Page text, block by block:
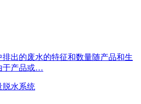
排出的废水的特征和数量随产品和生
于产品或…